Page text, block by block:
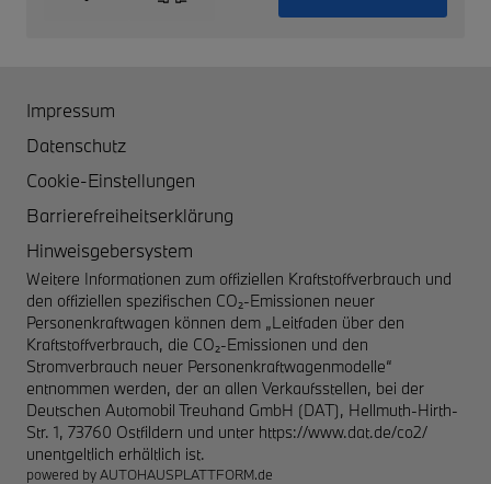
Impressum
Datenschutz
Cookie-Einstellungen
Barrierefreiheitserklärung
Hinweisgebersystem
Weitere Informationen zum offiziellen Kraftstoffverbrauch und
den offiziellen spezifischen CO₂-Emissionen neuer
Personenkraftwagen können dem „Leitfaden über den
Kraftstoffverbrauch, die CO₂-Emissionen und den
Stromverbrauch neuer Personenkraftwagenmodelle“
entnommen werden, der an allen Verkaufsstellen, bei der
Deutschen Automobil Treuhand GmbH (DAT), Hellmuth-Hirth-
Str. 1, 73760 Ostfildern und unter https://www.dat.de/co2/
unentgeltlich erhältlich ist.
powered byAUTOHAUSPLATTFORM.de